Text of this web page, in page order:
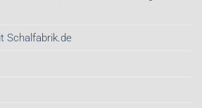
Schalfabrik.de